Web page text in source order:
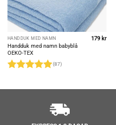
HANDDUK MED NAMN
Handduk med namn babyblå
OEKO-TEX
(87)
179kr